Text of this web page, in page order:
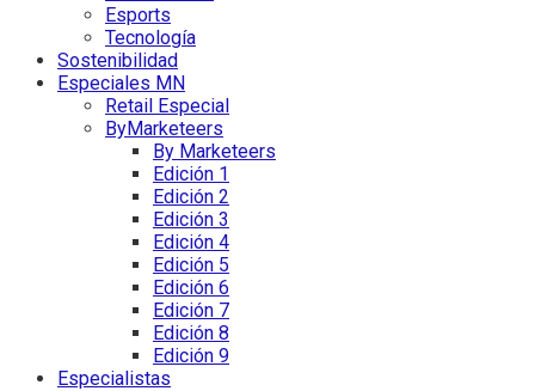
Esports
Tecnología
Sostenibilidad
Especiales MN
Retail Especial
ByMarketeers
By Marketeers
Edición 1
Edición 2
Edición 3
Edición 4
Edición 5
Edición 6
Edición 7
Edición 8
Edición 9
Especialistas